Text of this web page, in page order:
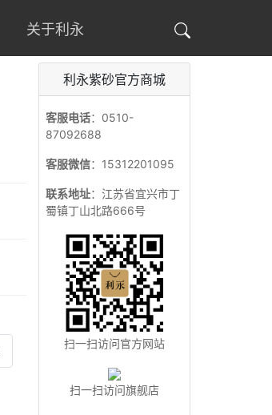
关于利永
利永紫砂官方商城
客服电话：0510-
87092688
客服微信：15312201095
联系地址：江苏省宜兴市丁
蜀镇丁山北路666号
扫一扫访问官方网站
扫一扫访问旗舰店